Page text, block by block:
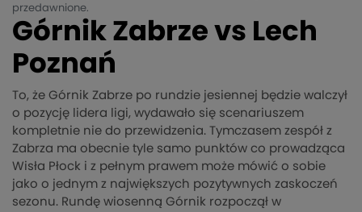
przedawnione.
Górnik Zabrze vs Lech
Poznań
To, że Górnik Zabrze po rundzie jesiennej będzie walczył
o pozycję lidera ligi, wydawało się scenariuszem
kompletnie nie do przewidzenia. Tymczasem zespół z
Zabrza ma obecnie tyle samo punktów co prowadząca
Wisła Płock i z pełnym prawem może mówić o sobie
jako o jednym z największych pozytywnych zaskoczeń
sezonu. Rundę wiosenną Górnik rozpoczął w